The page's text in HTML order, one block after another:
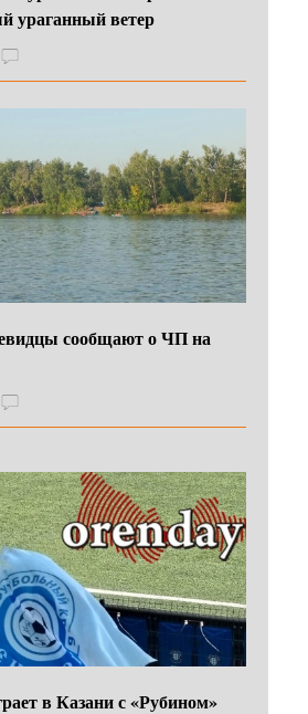
ураганный ветер
сообщают о ЧП на
в Казани с «Рубином»